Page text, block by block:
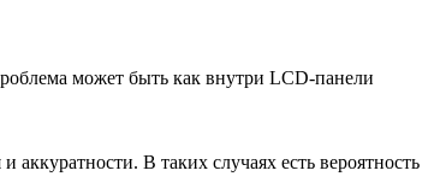
может быть как внутри LCD-панели
В таких случаях есть вероятность